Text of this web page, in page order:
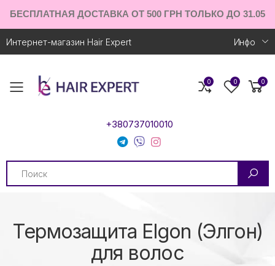
БЕСПЛАТНАЯ ДОСТАВКА ОТ 500 ГРН ТОЛЬКО ДО 31.05
Интернет-магазин Hair Expert Инфо
Toggle mobile menu
+380737010010
Search
0 0 0
Термозащита Elgon (Элгон)
для волос